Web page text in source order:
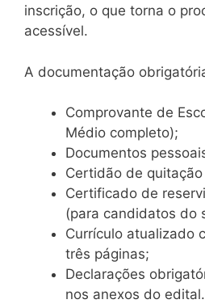
inscrição, o que torna o
acessível.
A documentação
Comprovante de
Médio completo);
Documentos
Certidão de
Certificado de
(para candidatos do
Currículo atualizado
três páginas;
Declarações
nos anexos do edital.